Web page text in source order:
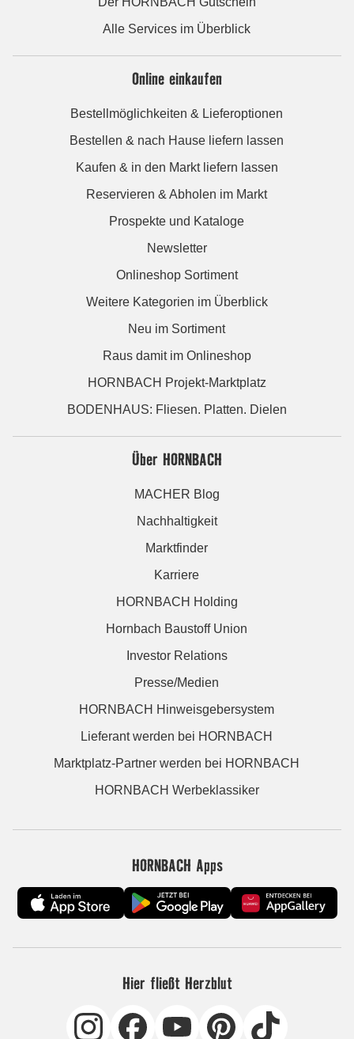
Alle Services im Überblick
Online einkaufen
Bestellmöglichkeiten & Lieferoptionen
Bestellen & nach Hause liefern lassen
Kaufen & in den Markt liefern lassen
Reservieren & Abholen im Markt
Prospekte und Kataloge
Newsletter
Onlineshop Sortiment
Weitere Kategorien im Überblick
Neu im Sortiment
Raus damit im Onlineshop
HORNBACH Projekt-Marktplatz
BODENHAUS: Fliesen. Platten. Dielen
Über HORNBACH
MACHER Blog
Nachhaltigkeit
Marktfinder
Karriere
HORNBACH Holding
Hornbach Baustoff Union
Investor Relations
Presse/Medien
HORNBACH Hinweisgebersystem
Lieferant werden bei HORNBACH
Marktplatz-Partner werden bei HORNBACH
HORNBACH Werbeklassiker
HORNBACH Apps
Hier fließt Herzblut